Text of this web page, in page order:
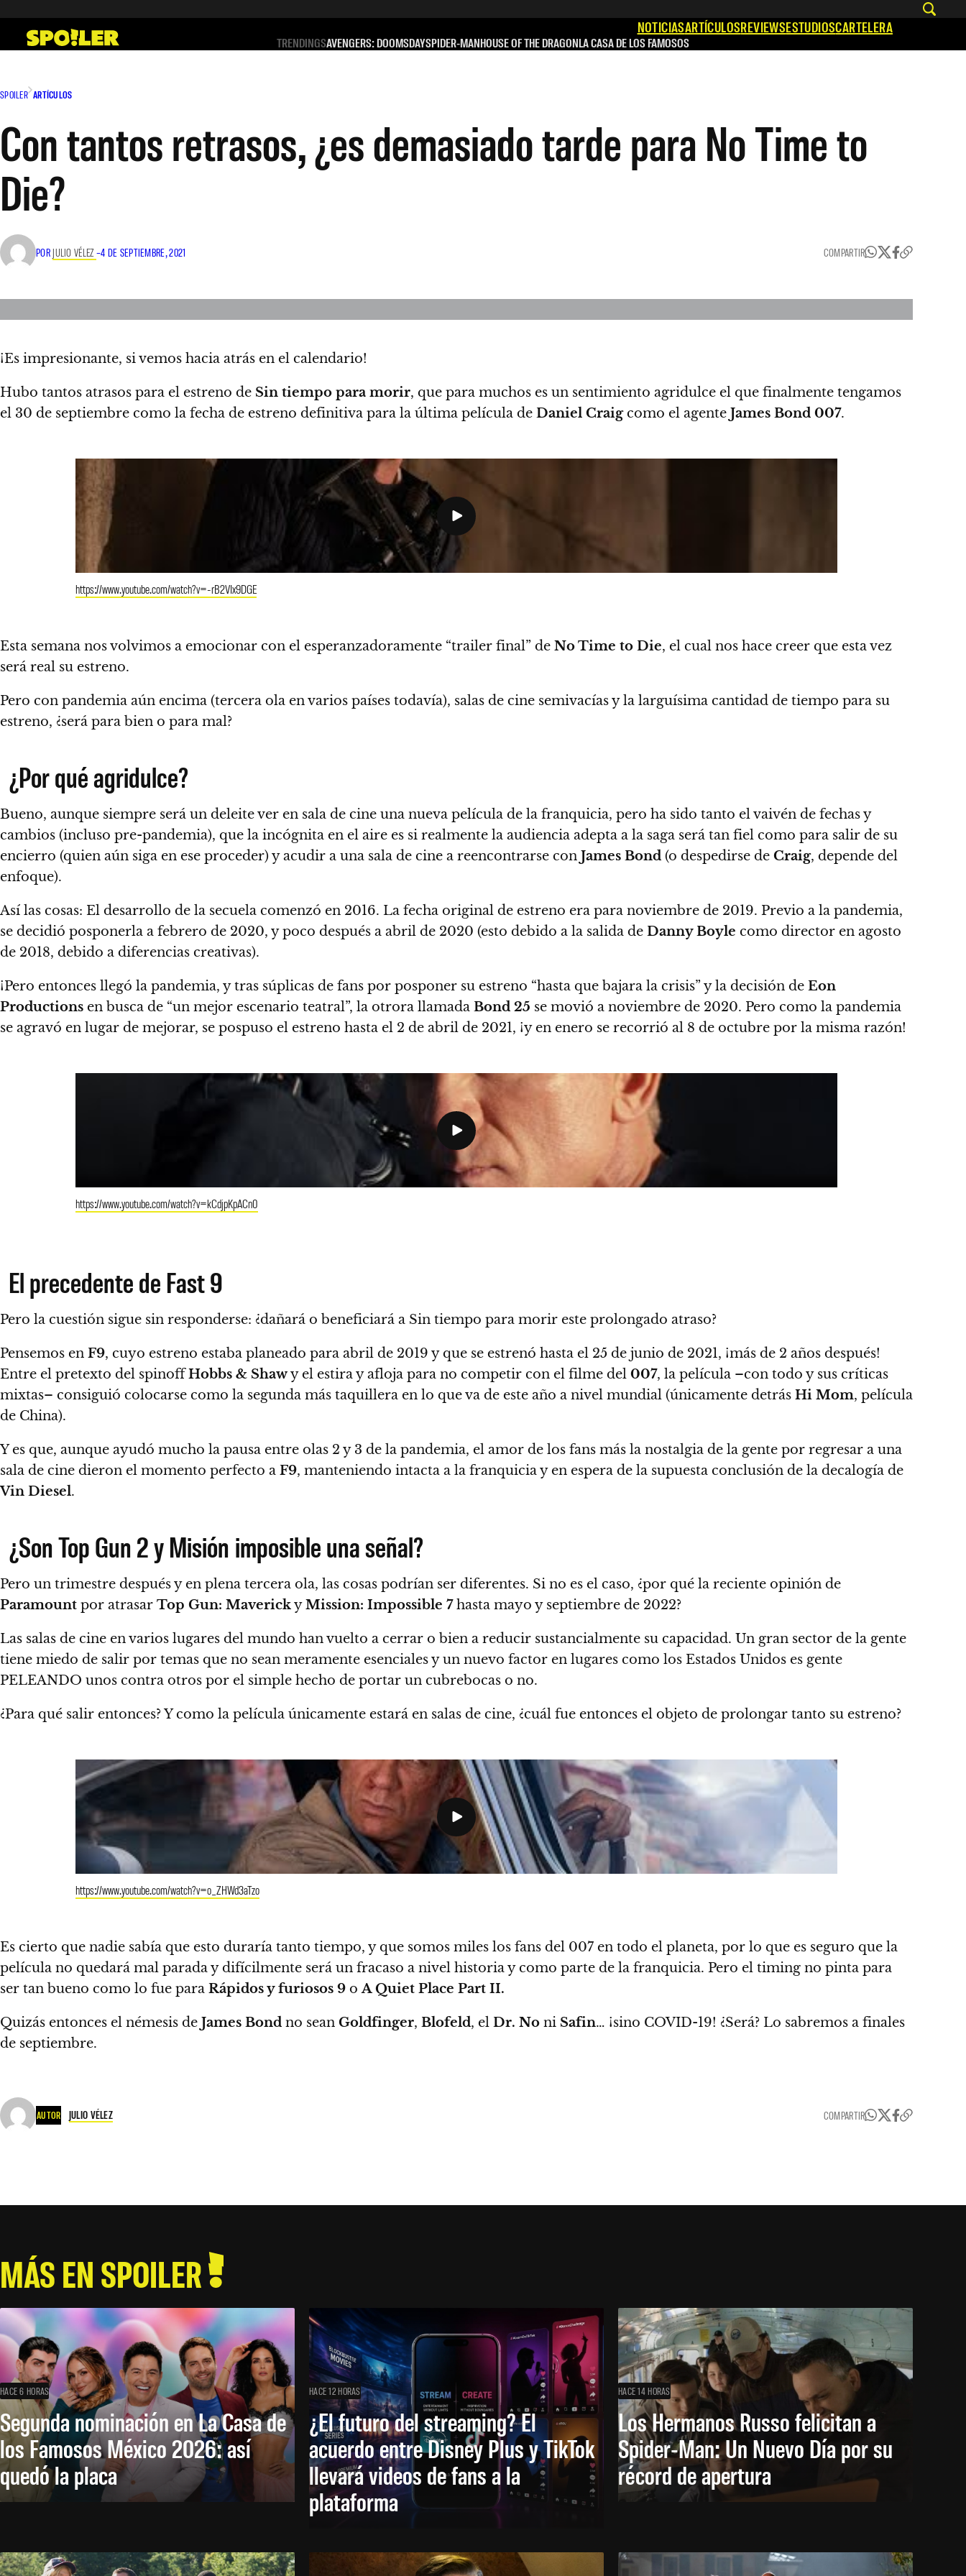
contenido
NOTICIASARTÍCULOSREVIEWSESTUDIOSCARTELERA
TRENDINGSAVENGERS: DOOMSDAYSPIDER-MANHOUSE OF THE DRAGONLA CASA DE LOS FAMOSOS
SPOILER ARTÍCULOS
Con tantos retrasos, ¿es demasiado tarde para No Time to
Die?
POR JULIO VÉLEZ –4 DE SEPTIEMBRE, 2021 COMPARTIR
¡Es impresionante, si vemos hacia atrás en el calendario!
Hubo tantos atrasos para el estreno de Sin tiempo para morir, que para muchos es un sentimiento agridulce el que finalmente tengamos
el 30 de septiembre como la fecha de estreno definitiva para la última película de Daniel Craigcomo el agente James Bond 007.
https://www.youtube.com/watch?v=-rB2VIx9DGE
Esta semana nos volvimos a emocionar con el esperanzadoramente “trailer final” de No Time to Die, el cual nos hace creer que esta vez
será real su estreno.
Pero con pandemia aún encima (tercera ola en varios países todavía), salas de cine semivacías y la larguísima cantidad de tiempo para su
estreno, ¿será para bien o para mal?
¿Por qué agridulce?
Bueno, aunque siempre será un deleite ver en sala de cine una nueva película de la franquicia, pero ha sido tanto el vaivén de fechas y
cambios (incluso pre-pandemia), que la incógnita en el aire es si realmente la audiencia adepta a la saga será tan fiel como para salir de su
encierro (quien aún siga en ese proceder) y acudir a una sala de cine a reencontrarse con James Bond (o despedirse de Craig, depende del
enfoque).
Así las cosas: El desarrollo de la secuela comenzó en 2016. La fecha original de estreno era para noviembre de 2019. Previo a la pandemia,
se decidió posponerla a febrero de 2020, y poco después a abril de 2020 (esto debido a la salida de Danny Boyle como director en agosto
de 2018, debido a diferencias creativas).
¡Pero entonces llegó la pandemia, y tras súplicas de fans por posponer su estreno “hasta que bajara la crisis” y la decisión de Eon
Productions en busca de “un mejor escenario teatral”, la otrora llamada Bond 25 se movió a noviembre de 2020. Pero como la pandemia
se agravó en lugar de mejorar, se pospuso el estreno hasta el 2 de abril de 2021, ¡y en enero se recorrió al 8 de octubre por la misma razón!
https://www.youtube.com/watch?v=kCdjpKpACn0
El precedente de Fast 9
Pero la cuestión sigue sin responderse: ¿dañará o beneficiará a Sin tiempo para morir este prolongado atraso?
Pensemos en F9, cuyo estreno estaba planeado para abril de 2019 y que se estrenó hasta el 25 de junio de 2021, ¡más de 2 años después!
Entre el pretexto del spinoffHobbs & Shawy el estira y afloja para no competir con el filme del 007, la película –con todo y sus críticas
mixtas– consiguió colocarse como la segunda más taquillera en lo que va de este año a nivel mundial (únicamente detrás Hi Mom, película
de China).
Y es que, aunque ayudó mucho la pausa entre olas 2 y 3 de la pandemia, el amor de los fans más la nostalgia de la gente por regresar a una
sala de cine dieron el momento perfecto a F9, manteniendo intacta a la franquicia y en espera de la supuesta conclusión de la decalogía de
Vin Diesel.
¿Son Top Gun 2 y Misión imposible una señal?
Pero un trimestre después y en plena tercera ola, las cosas podrían ser diferentes. Si no es el caso, ¿por qué la reciente opinión de
Paramount por atrasar Top Gun: MaverickyMission: Impossible 7hasta mayo y septiembre de 2022?
Las salas de cine en varios lugares del mundo han vuelto a cerrar o bien a reducir sustancialmente su capacidad. Un gran sector de la gente
tiene miedo de salir por temas que no sean meramente esenciales y un nuevo factor en lugares como los Estados Unidos es gente
PELEANDO unos contra otros por el simple hecho de portar un cubrebocas o no.
¿Para qué salir entonces? Y como la película únicamente estará en salas de cine, ¿cuál fue entonces el objeto de prolongar tanto su estreno?
https://www.youtube.com/watch?v=o_ZHWd3aTzo
Es cierto que nadie sabía que esto duraría tanto tiempo, y que somos miles los fans del 007 en todo el planeta, por lo que es seguro que la
película no quedará mal parada y difícilmente será un fracaso a nivel historia y como parte de la franquicia. Pero el timing no pinta para
ser tan bueno como lo fue para Rápidos y furiosos 9 oA Quiet Place Part II.
Quizás entonces el némesis de James Bond no sean Goldfinger, Blofeld, el Dr. No ni Safin… ¡sino COVID-19! ¿Será? Lo sabremos a finales
de septiembre.
AUTOR JULIO VÉLEZ COMPARTIR
MÁS EN SPOILER
HACE 6 HORAS
Segunda nominación en La Casa de
los Famosos México 2026: así
quedó la placa
HACE 12 HORAS
¿El futuro del streaming? El
acuerdo entre Disney Plus y TikTok
llevará videos de fans a la
plataforma
HACE 14 HORAS
Los Hermanos Russo felicitan a
Spider-Man: Un Nuevo Día por su
récord de apertura